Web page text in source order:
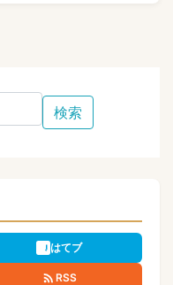
はてブ
RSS